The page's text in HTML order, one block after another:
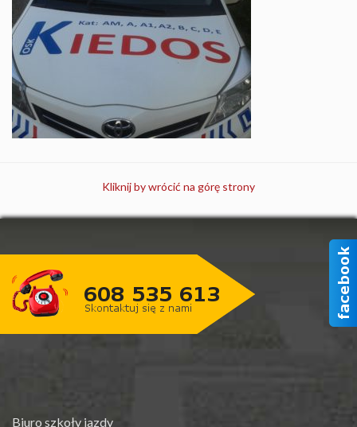
Kliknij by wrócić na górę strony
Biuro szkoły jazdy